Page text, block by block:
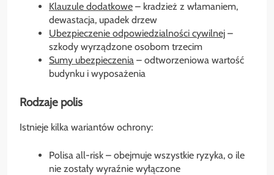
Klauzule dodatkowe – kradzież z włamaniem,
dewastacja, upadek drzew
Ubezpieczenie odpowiedzialności cywilnej –
szkody wyrządzone osobom trzecim
Sumy ubezpieczenia – odtworzeniowa wartość
budynku i wyposażenia
Rodzaje polis
Istnieje kilka wariantów ochrony:
Polisa all-risk – obejmuje wszystkie ryzyka, o ile
nie zostały wyraźnie wyłączone